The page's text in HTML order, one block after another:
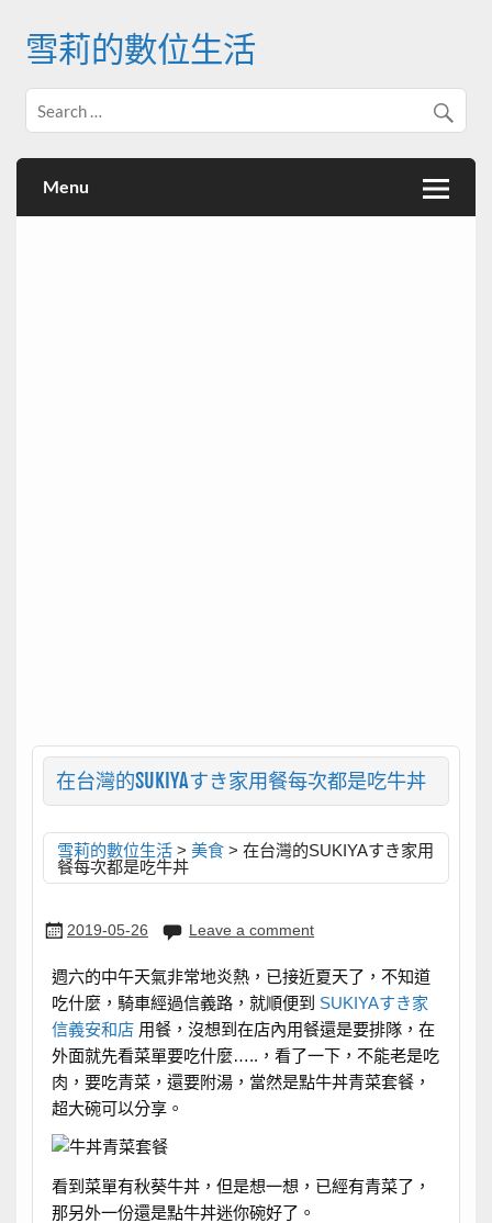
content雪莉的數位生活
Menu
在台灣的SUKIYAすき家用餐每次都是吃牛丼
雪莉的數位生活 >美食 >在台灣的SUKIYAすき家用
餐每次都是吃牛丼
2019-05-26 Leave a comment
週六的中午天氣非常地炎熱，已接近夏天了，不知道
吃什麼，騎車經過信義路，就順便到 SUKIYAすき家
信義安和店 用餐，沒想到在店內用餐還是要排隊，在
外面就先看菜單要吃什麼…..，看了一下，不能老是吃
肉，要吃青菜，還要附湯，當然是點牛丼青菜套餐，
超大碗可以分享。
看到菜單有秋葵牛丼，但是想一想，已經有青菜了，
那另外一份還是點牛丼迷你碗好了。